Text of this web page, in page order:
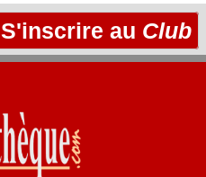
S'inscrire au Club